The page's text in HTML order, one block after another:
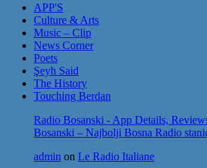
APP'S
Culture & Arts
Music – Clip
News Corner
Poets
Şeyh Said
The History
Touching Berdan
Radio Bosanski - App Details,
Bosanski – Najbolji Bosna Radio
admin on Le Radio Italiane